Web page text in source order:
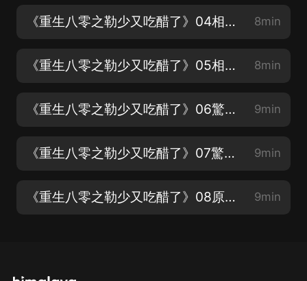
《重生八零之勒少又吃醋了》04相處(每天早7：00更新) 8min
《重生八零之勒少又吃醋了》05相處（聽） 8min
《重生八零之勒少又吃醋了》06驚人內幕（求訂閱） 9min
《重生八零之勒少又吃醋了》07驚人內幕2（求月票） 9min
《重生八零之勒少又吃醋了》08原主死亡真相 9min